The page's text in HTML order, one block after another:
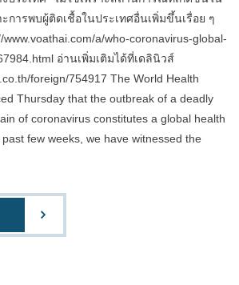
การพบผู้ติดเชื้อในประเทศอื่นเพิ่มขึ้นเรื่อย ๆ
a/who-coronavirus-global-
อ่านเพิ่มเติมได้ที่เดลินิวส์
foreign/754917 The World Health
Thursday that the outbreak of a deadly
of coronavirus constitutes a global health
few weeks, we have witnessed the